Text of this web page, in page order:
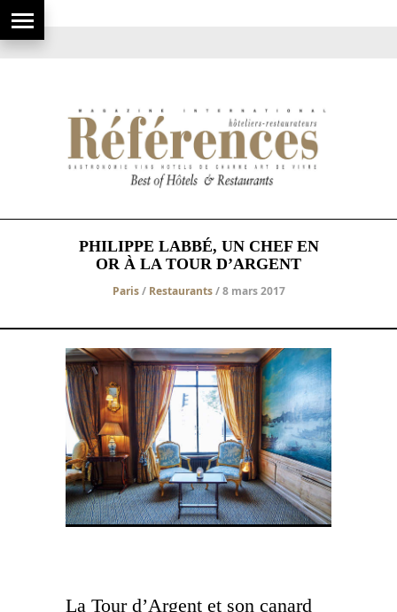
PHILIPPE LABBÉ, UN CHEF EN
OR À LA TOUR D’ARGENT
Paris/ Restaurants/ 8 mars 2017
La Tour d’Argent et son canard